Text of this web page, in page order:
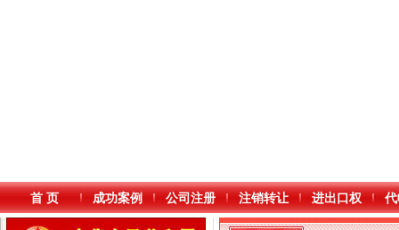
首 页 成功案例 公司注册 注销转让 进出口权